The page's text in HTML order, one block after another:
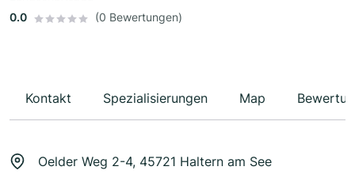
0.0
(0 Bewertungen)
Kontakt Spezialisierungen Map
Oelder Weg 2-4, 45721 Haltern am See